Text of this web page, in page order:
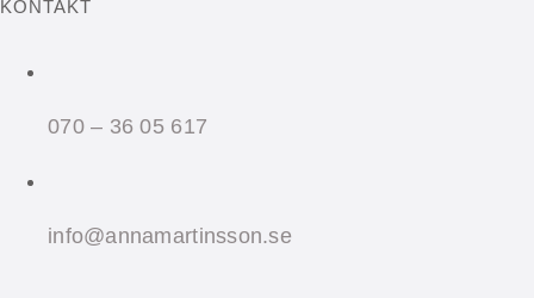
KONTAKT
070 – 36 05 617
info@annamartinsson.se